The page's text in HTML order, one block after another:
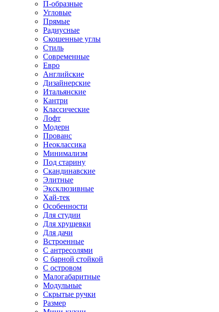
П-образные
Угловые
Прямые
Радиусные
Скошенные углы
Стиль
Современные
Евро
Английские
Дизайнерские
Итальянские
Кантри
Классические
Лофт
Модерн
Прованс
Неоклассика
Минимализм
Под старину
Скандинавские
Элитные
Эксклюзивные
Хай-тек
Особенности
Для студии
Для хрущевки
Для дачи
Встроенные
С антресолями
С барной стойкой
С островом
Малогабаритные
Модульные
Скрытые ручки
Размер